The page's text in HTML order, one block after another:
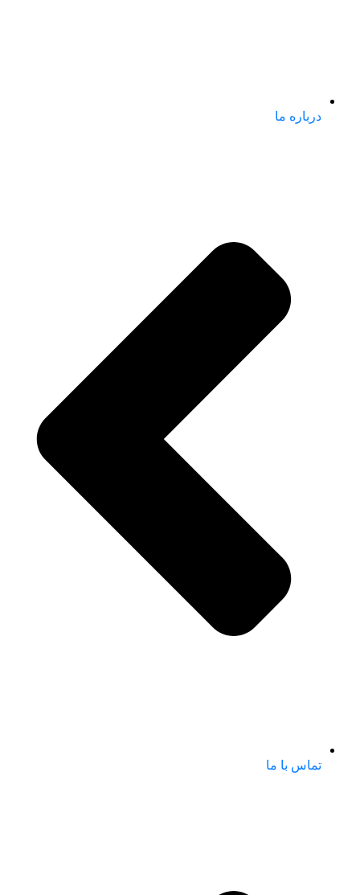
درباره ما
تماس با ما